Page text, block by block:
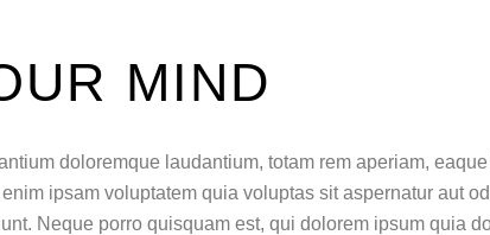
MIND
doloremque laudantium, totam rem aperiam,
ipsam voluptatem quia voluptas sit aspernatur aut
Neque porro quisquam est, qui dolorem ipsum quia